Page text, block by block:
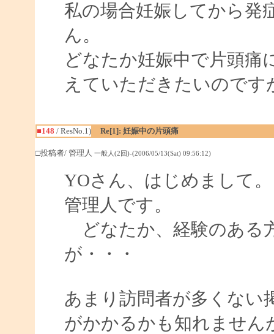
私の場合妊娠してから発
ん。
どなたか妊娠中で片頭痛
えていただきたいのです
■148 / ResNo.1) Re[1]: 妊娠中の片頭痛
□投稿者/ 管理人 一般人(2回)-(2006/05/13(Sat) 09:56:12)
YOさん、はじめまして。
管理人です。
どなたか、経験のある
が・・・
あまり訪問者が多くない
がかかるかも知れません